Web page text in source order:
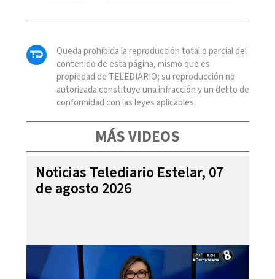
Queda prohibida la reproducción total o parcial del
contenido de esta página, mismo que es
propiedad de TELEDIARIO; su reproducción no
autorizada constituye una infracción y un delito de
conformidad con las leyes aplicables.
MÁS VIDEOS
Noticias Telediario Estelar, 07
de agosto 2026